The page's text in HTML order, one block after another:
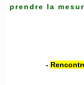
prendre la
-